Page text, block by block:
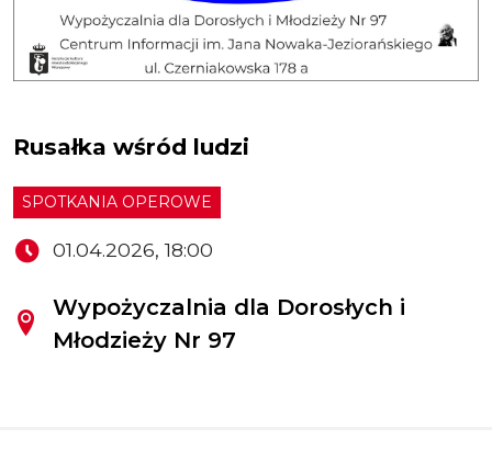
Rusałka wśród ludzi
SPOTKANIA OPEROWE
01.04.2026, 18:00
Wypożyczalnia dla Dorosłych i
Młodzieży Nr 97